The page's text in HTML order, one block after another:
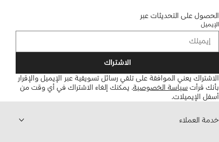
الحصول على التحديثات عبر
الإيميل
الاشتراك
الاشتراك يعني الموافقة على تلقي رسائل تسويقية عبر الإيميل والإقرار
بأنك قرأت سياسة الخصوصية. يمكنك إلغاء الاشتراك في أي وقت من
أسفل الإيميلات.
خدمة العملاء